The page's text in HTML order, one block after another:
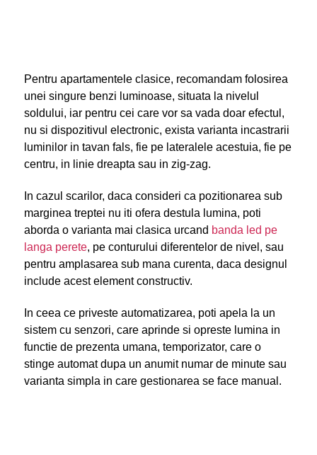
Pentru apartamentele clasice, recomandam folosirea
unei singure benzi luminoase, situata la nivelul
soldului, iar pentru cei care vor sa vada doar efectul,
nu si dispozitivul electronic, exista varianta incastrarii
luminilor in tavan fals, fie pe lateralele acestuia, fie pe
centru, in linie dreapta sau in zig-zag.
In cazul scarilor, daca consideri ca pozitionarea sub
marginea treptei nu iti ofera destula lumina, poti
aborda o varianta mai clasica urcand banda led pe
langa perete, pe conturului diferentelor de nivel, sau
pentru amplasarea sub mana curenta, daca designul
include acest element constructiv.
In ceea ce priveste automatizarea, poti apela la un
sistem cu senzori, care aprinde si opreste lumina in
functie de prezenta umana, temporizator, care o
stinge automat dupa un anumit numar de minute sau
varianta simpla in care gestionarea se face manual.